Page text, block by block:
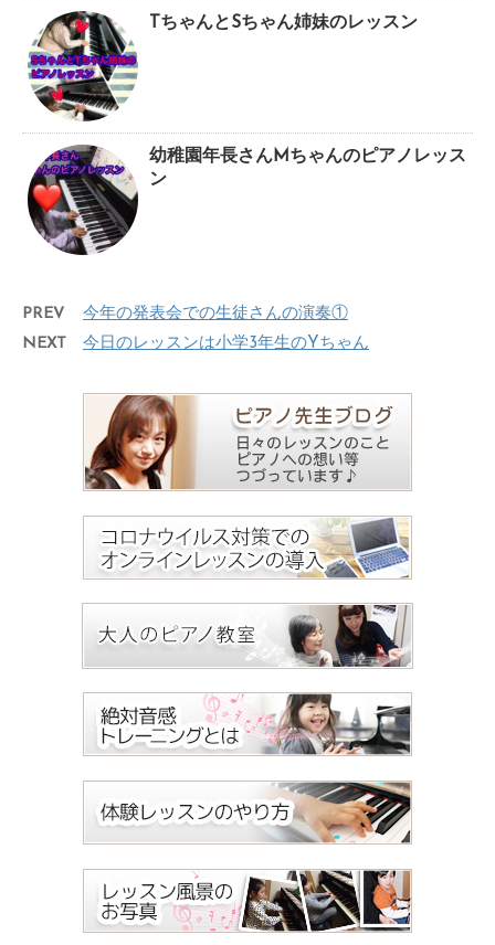
TちゃんとSちゃん姉妹のレッスン
幼稚園年長さんMちゃんのピアノレッス
ン
PREV
今年の発表会での生徒さんの演奏①
NEXT
今日のレッスンは小学3年生のYちゃん